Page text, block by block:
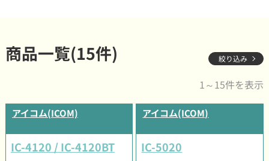
商品一覧(15件) 絞り込み
1～15件を表示
アイコム(ICOM)
IC-4120 / IC-4120BT
アイコム(ICOM)
IC-5020